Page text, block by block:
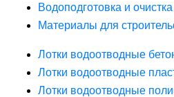
Водоподготовка и
Материалы для
Лотки водоотводные
Лотки водоотводные
Лотки водоотводные